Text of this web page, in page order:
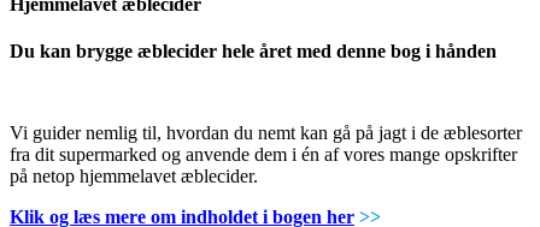
Du kan brygge æblecider hele året med denne bog i hånden
Vi guider nemlig til, hvordan du nemt kan gå på jagt i de æblesorter
fra dit supermarked og anvende dem i én af vores mange opskrifter
på netop hjemmelavet æblecider.
Klik og læs mere om indholdet i bogen her >>